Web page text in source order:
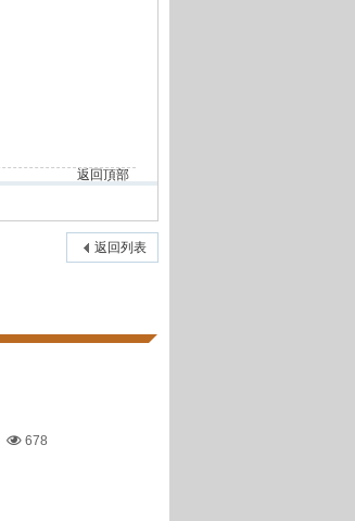
返回頂部
返回列表
678